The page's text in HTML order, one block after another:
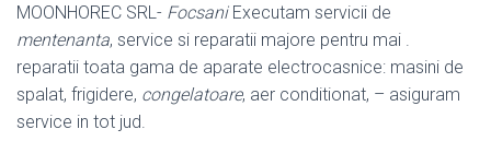
MOONHOREC SRL- FocsaniExecutam servicii de
mentenanta, service si reparatii majore pentru mai .
reparatii toata gama de aparate electrocasnice: masini de
spalat, frigidere, congelatoare, aer conditionat, – asiguram
service in tot jud.